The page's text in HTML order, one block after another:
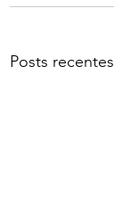
Posts recentes